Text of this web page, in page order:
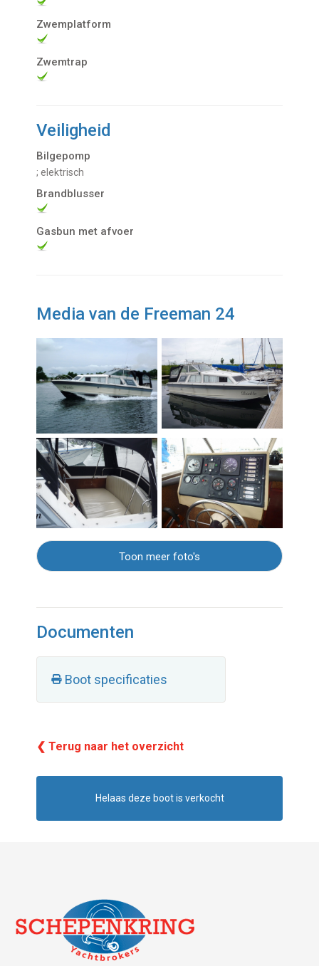
Zwemplatform
Zwemtrap
Veiligheid
Bilgepomp
; elektrisch
Brandblusser
Gasbun met afvoer
Media van de Freeman 24
Toon meer foto's
Documenten
Boot specificaties
❮ Terug naar het overzicht
Helaas deze boot is verkocht